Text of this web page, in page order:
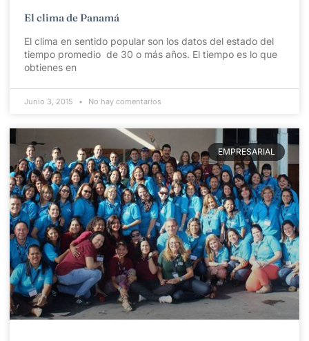
El clima de Panamá
El clima en sentido popular son los datos del estado del
tiempo promedio de 30 o más años. El tiempo es lo que
obtienes en
Junio 3, 2015 No hay comentarios
EMPRESARIAL